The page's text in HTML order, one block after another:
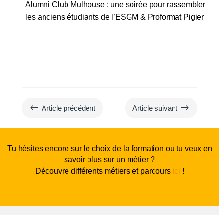
Alumni Club Mulhouse : une soirée pour rassembler
les anciens étudiants de l’ESGM & Proformat Pigier
# Article précédent Article suivant $
Tu hésites encore sur le choix de la formation ou tu veux en
savoir plus sur un métier ?
Découvre différents métiers et parcours ici !